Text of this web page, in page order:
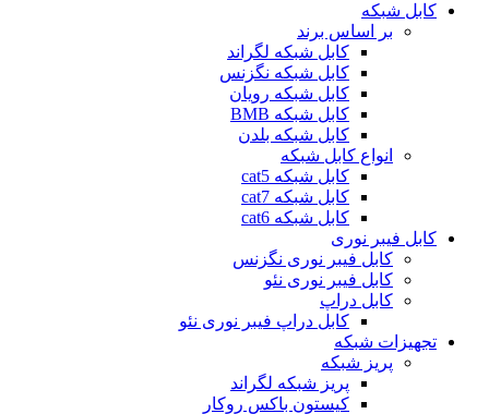
کابل شبکه
بر اساس برند
کابل شبکه لگراند
کابل شبکه نگزنس
کابل شبکه رویان
کابل شبکه ‌BMB
کابل شبکه بلدن
انواع کابل شبکه
کابل شبکه cat5
کابل شبکه cat7
کابل شبکه cat6
کابل فیبر نوری
کابل فیبر نوری نگزنس
کابل فیبر نوری نئو
کابل دراپ
کابل دراپ فیبر نوری نئو
تجهیزات شبکه
پریز شبکه
پریز شبکه لگراند
کیستون باکس روکار